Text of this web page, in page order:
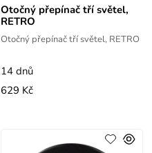
Otočný přepínač tří světel,
RETRO
Otočný přepínač tří světel, RETRO
14 dnů
629 Kč